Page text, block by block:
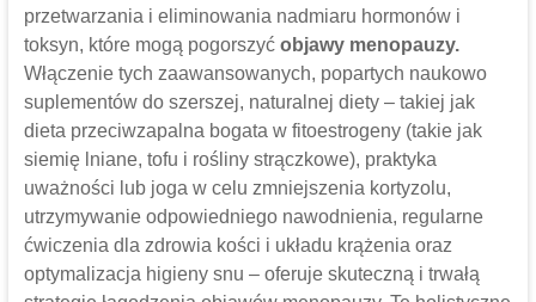
przetwarzania i eliminowania nadmiaru hormonów i
toksyn, które mogą pogorszyć objawy menopauzy.
Włączenie tych zaawansowanych, popartych naukowo
suplementów do szerszej, naturalnej diety – takiej jak
dieta przeciwzapalna bogata w fitoestrogeny (takie jak
siemię lniane, tofu i rośliny strączkowe), praktyka
uważności lub joga w celu zmniejszenia kortyzolu,
utrzymywanie odpowiedniego nawodnienia, regularne
ćwiczenia dla zdrowia kości i układu krążenia oraz
optymalizacja higieny snu – oferuje skuteczną i trwałą